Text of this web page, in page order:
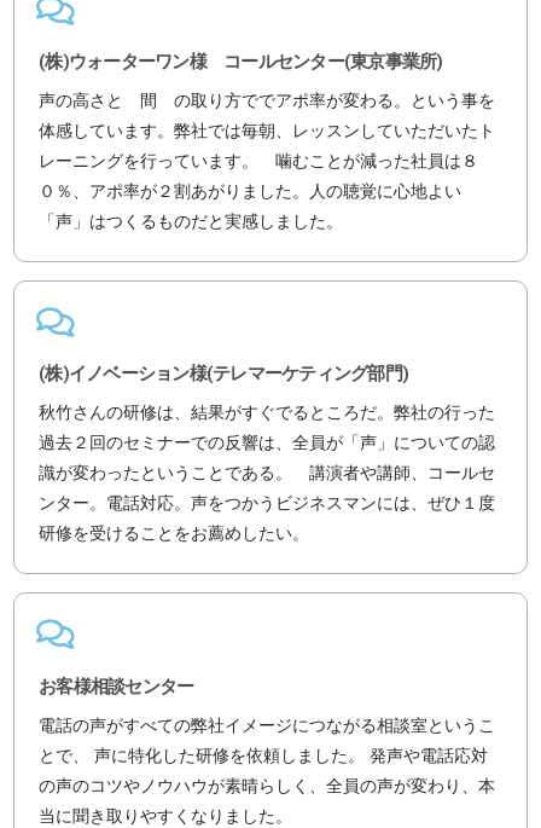
(株)ウォーターワン様 コールセンター(東京事業所)
声の高さと 間 の取り方ででアポ率が変わる。という事を
体感しています。弊社では毎朝、レッスンしていただいたト
レーニングを行っています。 噛むことが減った社員は８
０％、アポ率が２割あがりました。人の聴覚に心地よい
「声」はつくるものだと実感しました。
(株)イノベーション様(テレマーケティング部門)
秋竹さんの研修は、結果がすぐでるところだ。弊社の行った
過去２回のセミナーでの反響は、全員が「声」についての認
識が変わったということである。 講演者や講師、コールセ
ンター。電話対応。声をつかうビジネスマンには、ぜひ１度
研修を受けることをお薦めしたい。
お客様相談センター
電話の声がすべての弊社イメージにつながる相談室というこ
とで、 声に特化した研修を依頼しました。 発声や電話応対
の声のコツやノウハウが素晴らしく、全員の声が変わり、本
当に聞き取りやすくなりました。